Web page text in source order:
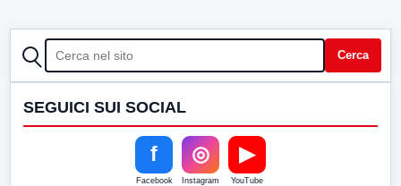
CERCA Cerca
SEGUICI SUI SOCIAL
f
Facebook
◎
Instagram
▶
YouTube